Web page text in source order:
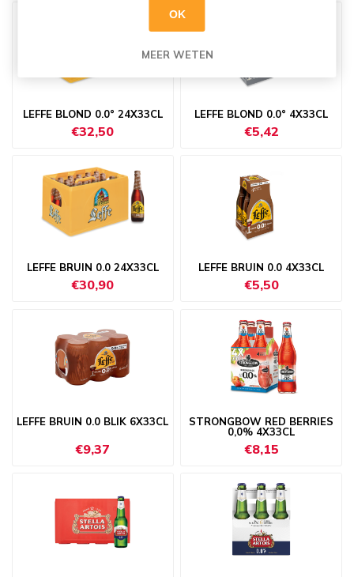
LEFFE BLOND 0.0° 24X33CL
€32,50
LEFFE BLOND 0.0° 4X33CL
€5,42
LEFFE BRUIN 0.0 24X33CL
€30,90
LEFFE BRUIN 0.0 4X33CL
€5,50
LEFFE BRUIN 0.0 BLIK 6X33CL
€9,37
STRONGBOW RED BERRIES
0,0% 4X33CL
€8,15
OK
MEER WETEN